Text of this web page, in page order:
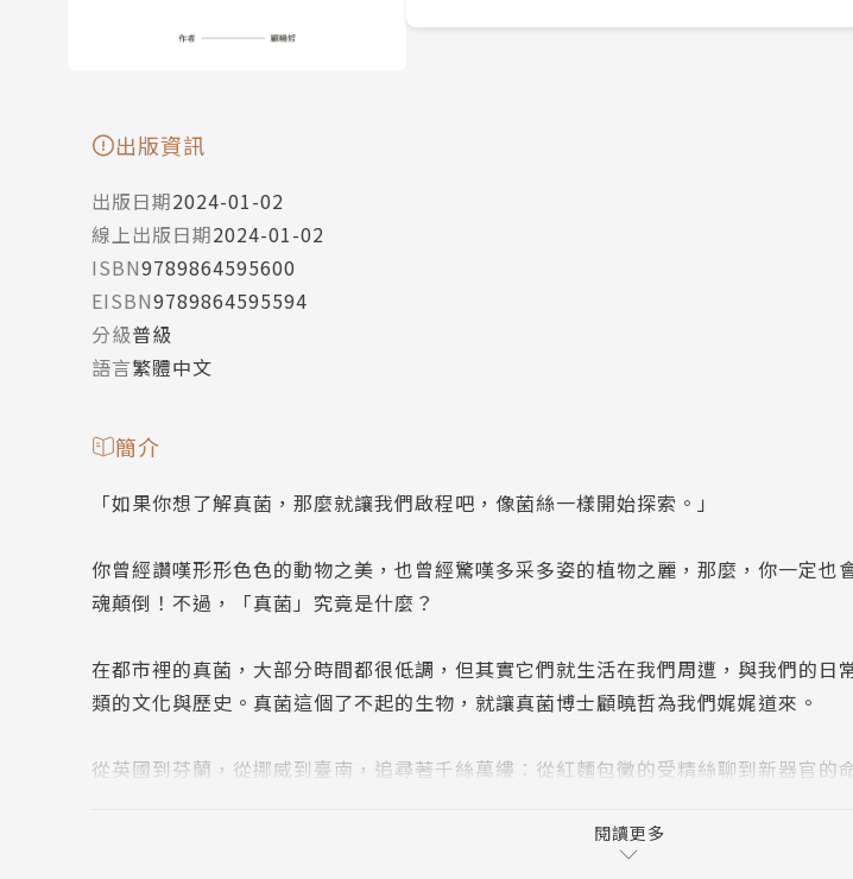
出版資訊
出版日期2024-01-02
線上出版日期2024-01-02
ISBN9789864595600
EISBN9789864595594
分級普級
語言繁體中文
簡介
「如果你想了解真菌，那麼就讓我們啟程吧，像菌絲一樣開始探索。」
你曾經讚嘆形形色色的動物之美，也曾經驚嘆多采多姿的植物之麗，那麼，你一定也
魂顛倒！不過，「真菌」究竟是什麼？
在都市裡的真菌，大部分時間都很低調，但其實它們就生活在我們周遭，與我們的日
類的文化與歷史。真菌這個了不起的生物，就讓真菌博士顧曉哲為我們娓娓道來。
從英國到芬蘭，從挪威到臺南，追尋著千絲萬縷：從紅麵包黴的受精絲聊到新器官的
明進程的真菌同時也是古文物的剋星……大大小小的迷人菇事，讀來又哭又笑或聞之
閱讀更多